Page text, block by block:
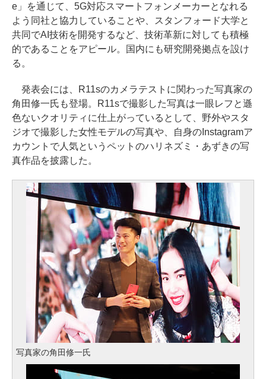
e」を通じて、5G対応スマートフォンメーカーとなれる
よう同社と協力していることや、スタンフォード大学と
共同でAI技術を開発するなど、技術革新に対しても積極
的であることをアピール。国内にも研究開発拠点を設け
る。
発表会には、R11sのカメラテストに関わった写真家の
角田修一氏も登場。R11sで撮影した写真は一眼レフと遜
色ないクオリティに仕上がっているとして、野外やスタ
ジオで撮影した女性モデルの写真や、自身のInstagramア
カウントで人気というペットのハリネズミ・あずきの写
真作品を披露した。
写真家の角田修一氏